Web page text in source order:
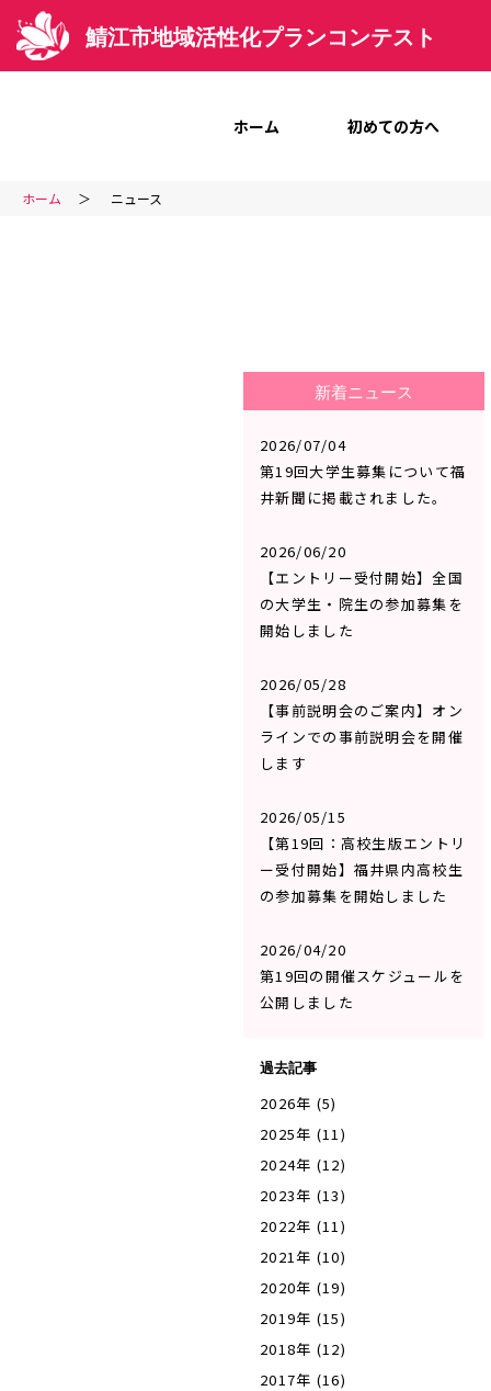
鯖江市地域活性化プランコンテスト
ホーム 初めての方へ
ホーム ニュース
新着ニュース
2026/07/04
第19回大学生募集について福
井新聞に掲載されました。
2026/06/20
【エントリー受付開始】全国
の大学生・院生の参加募集を
開始しました
2026/05/28
【事前説明会のご案内】オン
ラインでの事前説明会を開催
します
2026/05/15
【第19回：高校生版エントリ
ー受付開始】福井県内高校生
の参加募集を開始しました
2026/04/20
第19回の開催スケジュールを
公開しました
過去記事
2026年 (5)
2025年 (11)
2024年 (12)
2023年 (13)
2022年 (11)
2021年 (10)
2020年 (19)
2019年 (15)
2018年 (12)
2017年 (16)